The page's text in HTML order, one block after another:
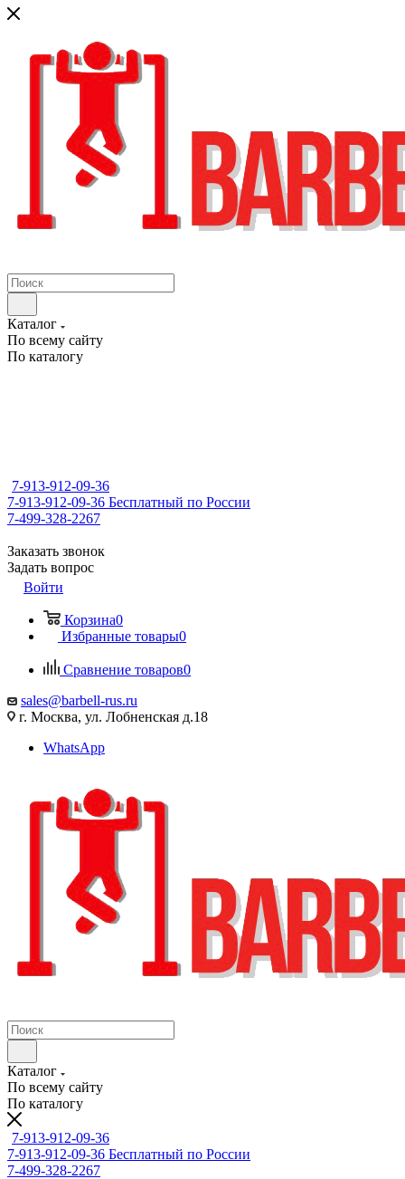
Каталог
По всему сайту
По каталогу
7-913-912-09-36
7-913-912-09-36 Бесплатный по России
7-499-328-2267
Заказать звонок
Задать вопрос
Войти
Корзина0
Избранные товары0
Сравнение товаров0
sales@barbell-rus.ru
г. Москва, ул. Лобненская д.18
WhatsApp
Каталог
По всему сайту
По каталогу
7-913-912-09-36
7-913-912-09-36 Бесплатный по России
7-499-328-2267